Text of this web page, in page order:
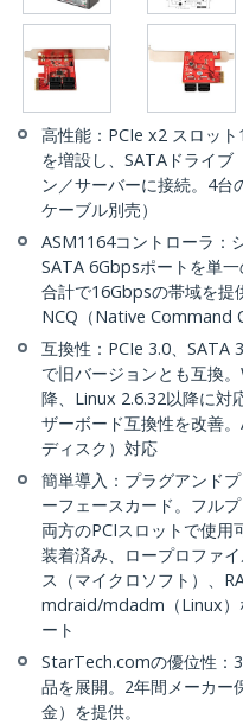
高性能：PCIe x2 スロッ
を増設し、SATAドライブ
ン／サーバーに接続。4台
ケーブル別売）
ASM1164コントローラ：
SATA 6Gbpsポートを単一
合計で16Gbpsの帯域を提
NCQ（Native Command
互換性：PCIe 3.0、SATA
で旧バージョンとも互換
降、Linux 2.6.32以降に対
ザーボード互換性を改善
ディスク）対応
簡単導入：プラグアンド
ーフェースカード。フル
両方のPCIスロットで使用
装着済み、ロープロファ
ス（マイクロソフト）、
mdraid/mdadm（Linux）
ート
StarTech.comの優位性：
品を展開。2年間メーカー
金）を提供。